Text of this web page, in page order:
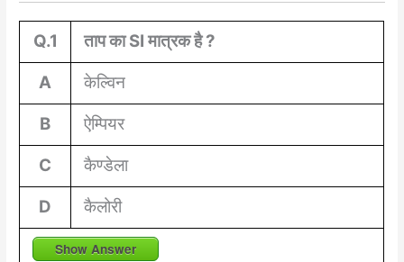
Q.1
ताप का SI मात्रक है ?
A
केल्विन
B
ऐम्पियर
C
कैण्डेला
D
कैलोरी
Show Answer